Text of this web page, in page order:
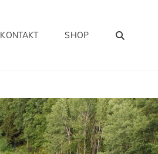
KONTAKT SHOP